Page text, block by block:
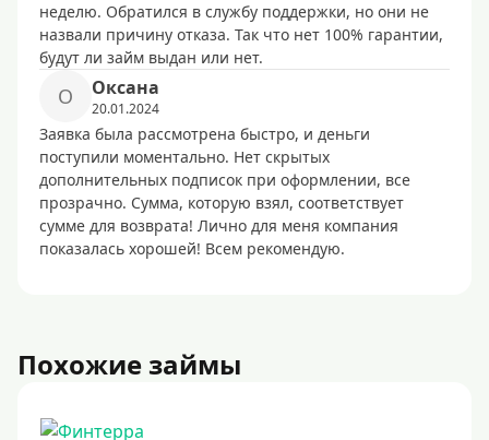
неделю. Обратился в службу поддержки, но они не
назвали причину отказа. Так что нет 100% гарантии,
будут ли займ выдан или нет.
О Оксана
20.01.2024
Заявка была рассмотрена быстро, и деньги
поступили моментально. Нет скрытых
дополнительных подписок при оформлении, все
прозрачно. Сумма, которую взял, соответствует
сумме для возврата! Лично для меня компания
показалась хорошей! Всем рекомендую.
Похожие займы